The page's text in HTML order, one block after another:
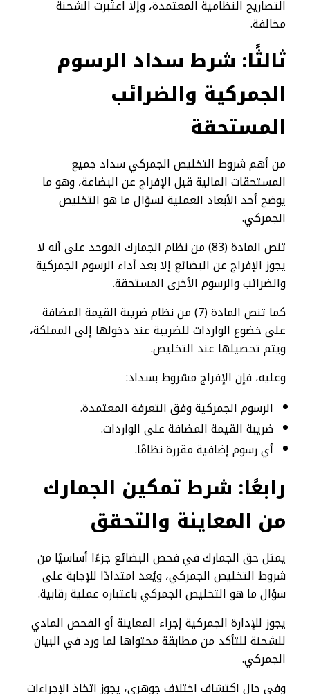
التصاريح النظامية المعتمدة، وإلا اعتُبرت الشحنة
مخالفة.
ثالثًا: شرط سداد الرسوم
الجمركية والضرائب
المستحقة
من أهم شروط التخليص الجمركي سداد جميع
المستحقات المالية قبل الإفراج عن البضاعة، وهو ما
يوضح أحد الأبعاد العملية لسؤال ما هو التخليص
الجمركي.
تنص المادة (83) من نظام الجمارك الموحد على أنه لا
يجوز الإفراج عن البضائع إلا بعد أداء الرسوم الجمركية
والضرائب والرسوم الأخرى المستحقة.
كما تنص المادة (7) من نظام ضريبة القيمة المضافة
على خضوع الواردات للضريبة عند دخولها إلى المملكة،
ويتم تحصيلها عند التخليص.
وعليه، فإن الإفراج مشروط بسداد:
الرسوم الجمركية وفق التعرفة المعتمدة.
ضريبة القيمة المضافة على الواردات.
أي رسوم إضافية مقررة نظامًا.
رابعًا: شرط تمكين الجمارك
من المعاينة والتحقق
يمثل حق الجمارك في فحص البضائع جزءًا أساسيًا من
شروط التخليص الجمركي، ويُعد امتدادًا للإجابة على
سؤال ما هو التخليص الجمركي باعتباره عملية رقابية.
يجوز للإدارة الجمركية إجراء المعاينة أو الفحص المادي
للشحنة للتأكد من مطابقة محتواها لما ورد في البيان
الجمركي.
وفي حال اكتشاف اختلاف جوهري، يجوز اتخاذ الإجراءات